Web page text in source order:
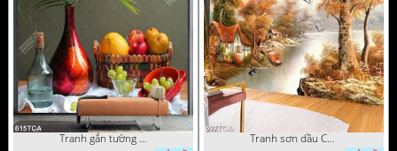
Tranh gắn tường hoa quả nghệ thuật
Tranh sơn dầu Châu Âu phong cảnh ngôi làng bên dòng sông